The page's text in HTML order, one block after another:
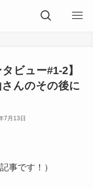
ビュー#1-2】
んのその後に
7月13日
事です！）